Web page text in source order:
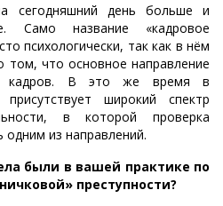
сегодняшний день больше и
Само название «кадровое
психологически, так как в нём
том, что основное направление
кадров. В это же время в
присутствует широкий спектр
в которой проверка
одним из направлений.
были в вашей практике по
преступности?